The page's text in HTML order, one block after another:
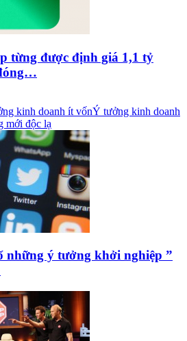
từng được định giá 1,1 tỷ
kinh doanh ít vốnÝ tưởng kinh doanh
mới độc lạ
những ý tưởng khởi nghiệp ”